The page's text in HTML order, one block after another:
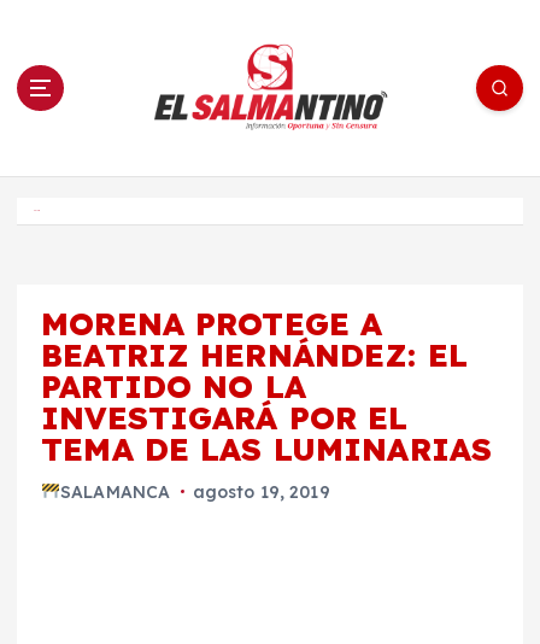
n El Salmantino - medios/noticias/editorial
MORENA PROTEGE A
BEATRIZ HERNÁNDEZ: EL
PARTIDO NO LA
INVESTIGARÁ POR EL
TEMA DE LAS LUMINARIAS
SALAMANCA agosto 19, 2019